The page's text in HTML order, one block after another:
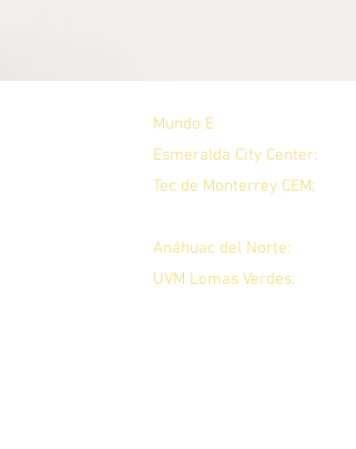
Mundo E
Esmeralda City Center:
Tec de Monterrey CEM:
Anáhuac del Norte:
UVM Lomas Verdes: